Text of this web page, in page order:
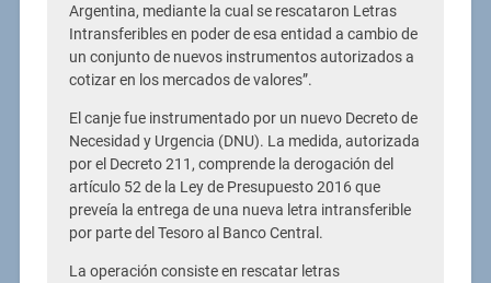
Argentina, mediante la cual se rescataron Letras
Intransferibles en poder de esa entidad a cambio de
un conjunto de nuevos instrumentos autorizados a
cotizar en los mercados de valores”.
El canje fue instrumentado por un nuevo Decreto de
Necesidad y Urgencia (DNU). La medida, autorizada
por el Decreto 211, comprende la derogación del
artículo 52 de la Ley de Presupuesto 2016 que
preveía la entrega de una nueva letra intransferible
por parte del Tesoro al Banco Central.
La operación consiste en rescatar letras